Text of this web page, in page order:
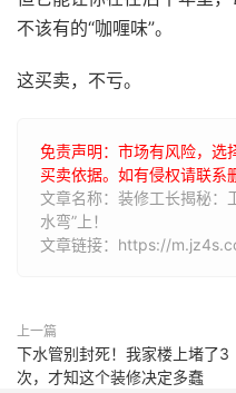
不该有的“咖喱味”。
这买卖，不亏。
免责声明：市场有风险，选
买卖依据。如有侵权请联系
文章名称：装修工长揭秘：
水弯”上！
文章链接：https://
上一篇
下水管别封死！我家楼上堵了3
次，才知这个装修决定多蠢